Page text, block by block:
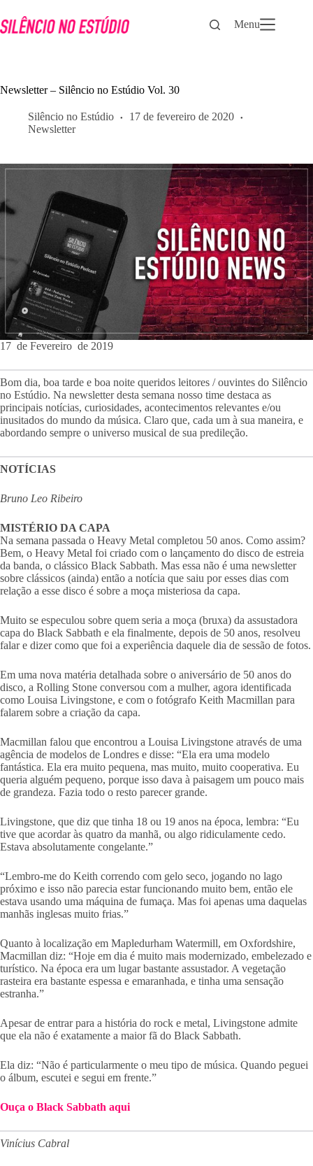
para
o
Menu
Newsletter – Silêncio no Estúdio Vol. 30
Silêncio no Estúdio
17 de fevereiro de 2020
Newsletter
17 de Fevereiro de 2019
Bom dia, boa tarde e boa noite queridos leitores / ouvintes do Silêncio
no Estúdio. Na newsletter desta semana nosso time destaca as
principais notícias, curiosidades, acontecimentos relevantes e/ou
inusitados do mundo da música. Claro que, cada um à sua maneira, e
abordando sempre o universo musical de sua predileção.
NOTÍCIAS
Bruno Leo Ribeiro
MISTÉRIO DA CAPA
Na semana passada o Heavy Metal completou 50 anos. Como assim?
Bem, o Heavy Metal foi criado com o lançamento do disco de estreia
da banda, o clássico Black Sabbath. Mas essa não é uma newsletter
sobre clássicos (ainda) então a notícia que saiu por esses dias com
relação a esse disco é sobre a moça misteriosa da capa.
Muito se especulou sobre quem seria a moça (bruxa) da assustadora
capa do Black Sabbath e ela finalmente, depois de 50 anos, resolveu
falar e dizer como que foi a experiência daquele dia de sessão de fotos.
Em uma nova matéria detalhada sobre o aniversário de 50 anos do
disco, a Rolling Stone conversou com a mulher, agora identificada
como Louisa Livingstone, e com o fotógrafo Keith Macmillan para
falarem sobre a criação da capa.
Macmillan falou que encontrou a Louisa Livingstone através de uma
agência de modelos de Londres e disse: “Ela era uma modelo
fantástica. Ela era muito pequena, mas muito, muito cooperativa. Eu
queria alguém pequeno, porque isso dava à paisagem um pouco mais
de grandeza. Fazia todo o resto parecer grande.
Livingstone, que diz que tinha 18 ou 19 anos na época, lembra: “Eu
tive que acordar às quatro da manhã, ou algo ridiculamente cedo.
Estava absolutamente congelante.”
“Lembro-me do Keith correndo com gelo seco, jogando no lago
próximo e isso não parecia estar funcionando muito bem, então ele
estava usando uma máquina de fumaça. Mas foi apenas uma daquelas
manhãs inglesas muito frias.”
Quanto à localização em Mapledurham Watermill, em Oxfordshire,
Macmillan diz: “Hoje em dia é muito mais modernizado, embelezado e
turístico. Na época era um lugar bastante assustador. A vegetação
rasteira era bastante espessa e emaranhada, e tinha uma sensação
estranha.”
Apesar de entrar para a história do rock e metal, Livingstone admite
que ela não é exatamente a maior fã do Black Sabbath.
Ela diz: “Não é particularmente o meu tipo de música. Quando peguei
o álbum, escutei e segui em frente.”
Ouça o Black Sabbath aqui
Vinícius Cabral